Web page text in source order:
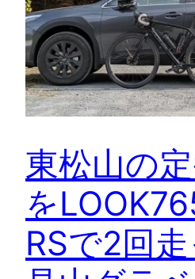
東松山の
を
RSで2回